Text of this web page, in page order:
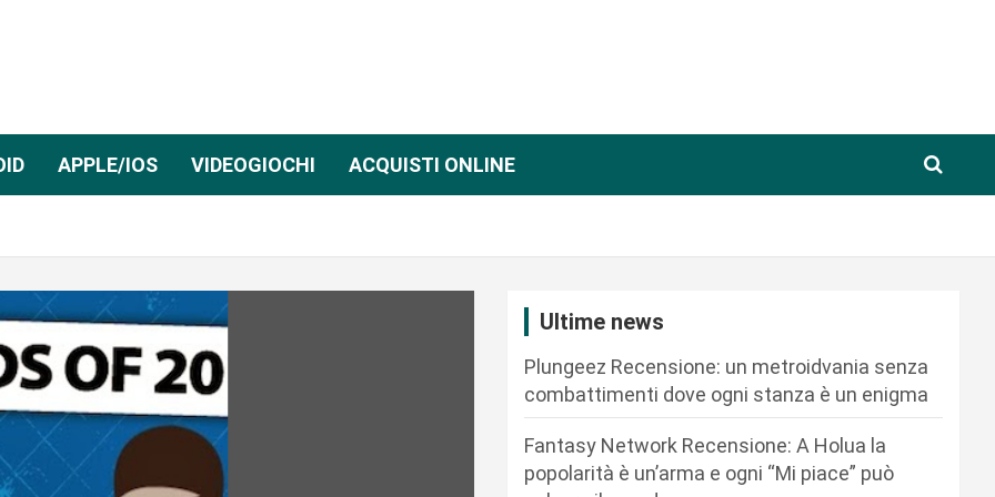
APPLE/IOS VIDEOGIOCHI ACQUISTI ONLINE
Ultime news
Plungeez Recensione: un metroidvania senza
combattimenti dove ogni stanza è un enigma
Fantasy Network Recensione: A Holua la
popolarità è un’arma e ogni “Mi piace” può